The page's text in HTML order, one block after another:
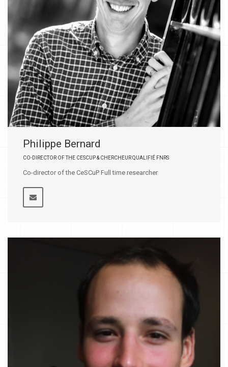
Philippe Bernard
CO-DIRECTOR OF THE CESCUP & CHERCHEUR QUALIFIÉ FNRS
Co-director of the CeSCuP Full time researcher